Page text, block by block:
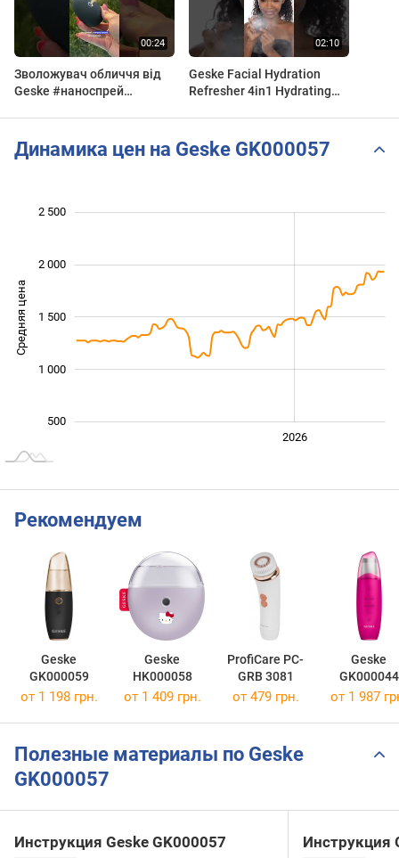
Зволожувач обличчя від
Geske #наноспрей
#facehydrator
Geske Facial Hydration
Refresher 4in1 Hydrating
Динамика цен на Geske GK000057
Средняя цена 1 000
1 000
2 500
2 000
1 500
500
2026
Рекомендуем
Geske
GK000059
Geske
HK000058
ProfiCare PC-
GRB 3081
Geske
GK000044
от 1 198 грн. от 1 409 грн. от 479 грн. от 1 987
Полезные материалы по Geske
GK000057
Инструкция Geske GK000057 Инструкция